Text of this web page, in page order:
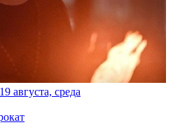
19 августа, среда